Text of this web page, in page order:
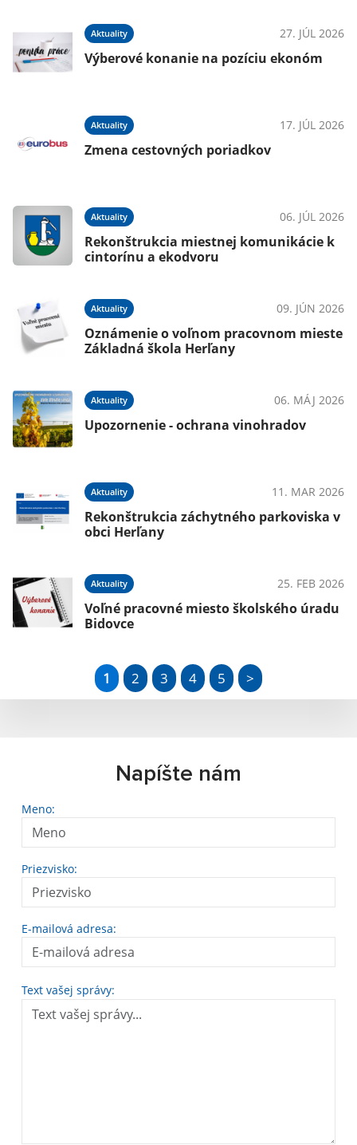
Aktuality 27. JÚL 2026
Výberové konanie na pozíciu ekonóm
Aktuality 17. JÚL 2026
Zmena cestovných poriadkov
Aktuality 06. JÚL 2026
Rekonštrukcia miestnej komunikácie k
cintorínu a ekodvoru
Aktuality 09. JÚN 2026
Oznámenie o voľnom pracovnom mieste
Základná škola Herľany
Aktuality 06. MÁJ 2026
Upozornenie - ochrana vinohradov
Aktuality 11. MAR 2026
Rekonštrukcia záchytného parkoviska v
obci Herľany
Aktuality 25. FEB 2026
Voľné pracovné miesto školského úradu
Bidovce
1 2 3 4 5 >
Napíšte nám
Meno:
Priezvisko:
E-mailová adresa:
Text vašej správy: